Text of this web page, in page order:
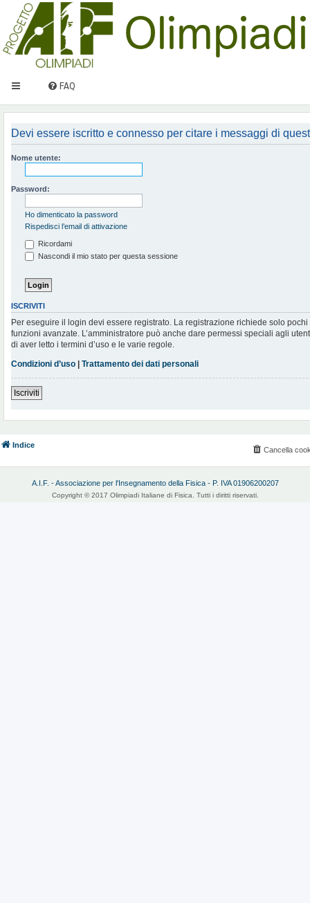
FAQ
Devi essere iscritto e connesso per citare i messaggi di
Nome utente:
Password:
Ho dimenticato la password
Rispedisci l’email di attivazione
Ricordami
Nascondi il mio stato per questa sessione
ISCRIVITI
Per eseguire il login devi essere registrato. La registrazione richiede solo
funzioni avanzate. L’amministratore può anche dare permessi speciali agli
di aver letto i termini d’uso e le varie regole.
Condizioni d’uso | Trattamento dei dati personali
Iscriviti
Indice
Cancella
A.I.F. - Associazione per l'Insegnamento della Fisica - P. IVA 01906200207
Copyright © 2017 Olimpiadi Italiane di Fisica. Tutti i diritti riservati.